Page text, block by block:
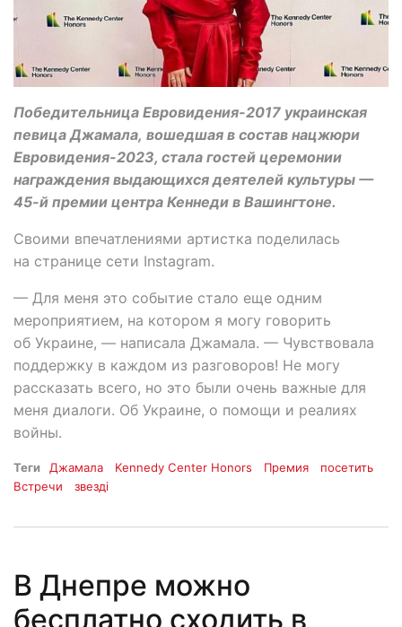
Победительница Евровидения-2017 украинская
певица Джамала, вошедшая в состав нацжюри
Евровидения-2023, стала гостей церемонии
награждения выдающихся деятелей культуры —
45-й премии центра Кеннеди в Вашингтоне.
Своими впечатлениями артистка поделилась
на странице сети Instagram.
— Для меня это событие стало еще одним
мероприятием, на котором я могу говорить
об Украине, — написала Джамала. — Чувствовала
поддержку в каждом из разговоров! Не могу
рассказать всего, но это были очень важные для
меня диалоги. Об Украине, о помощи и реалиях
войны.
Теги Джамала Kennedy Center Honors Премия
посетить
Встречи
звезді
В Днепре можно
бесплатно сходить в